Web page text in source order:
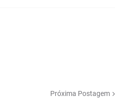
Próxima Postagem